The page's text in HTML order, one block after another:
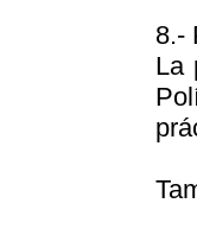
8.-
La